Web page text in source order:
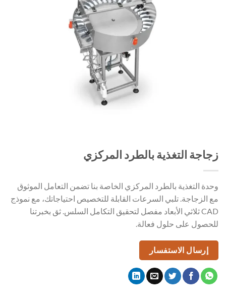
زجاجة التغذية بالطرد المركزي
وحدة التغذية بالطرد المركزي الخاصة بنا تضمن التعامل الموثوق
مع الزجاجة. تلبي السرعات القابلة للتخصيص احتياجاتك، مع نموذج
CAD ثلاثي الأبعاد مفصل لتحقيق التكامل السلس. ثق بخبرتنا
للحصول على حلول فعالة.
إرسال الاستفسار